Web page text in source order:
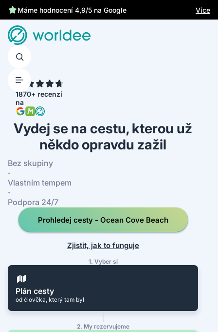
Máme hodnocení 4,9/5 na Google
Chrání tě zákonné pojištění Více
1870+ recenzí
na
Vydej se na cestu, kterou už
někdo opravdu zažil
Bez skupiny
·
Vlastním tempem
·
Podpora 24/7
Prohledej cesty - Ocean Cove Beach
Zjistit, jak to funguje
1. Vyber si
Plán cesty
od člověka, který tam byl
2. My rezervujeme